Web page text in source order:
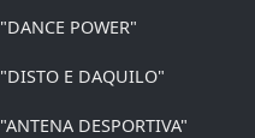
"DANCE POWER"
"DISTO E DAQUILO"
"ANTENA DESPORTIVA"